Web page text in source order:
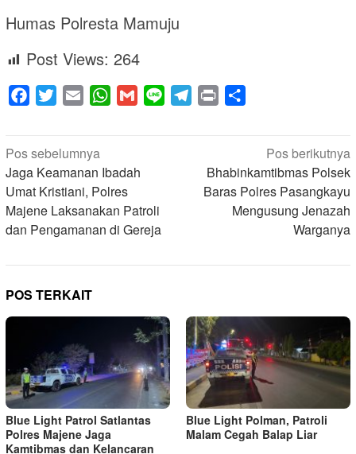
Humas Polresta Mamuju
Post Views: 264
Facebook
Twitter Email WhatsApp
Gmail Line Telegram
Print
Navigasi
pos
Pos sebelumnya
Jaga Keamanan Ibadah
Umat Kristiani, Polres
Majene Laksanakan Patroli
dan Pengamanan di Gereja
Pos berikutnya
Bhabinkamtibmas Polsek
Baras Polres Pasangkayu
Mengusung Jenazah
Warganya
POS TERKAIT
Blue Light Patrol Satlantas
Polres Majene Jaga
Kamtibmas dan Kelancaran
Blue Light Polman, Patroli
Malam Cegah Balap Liar